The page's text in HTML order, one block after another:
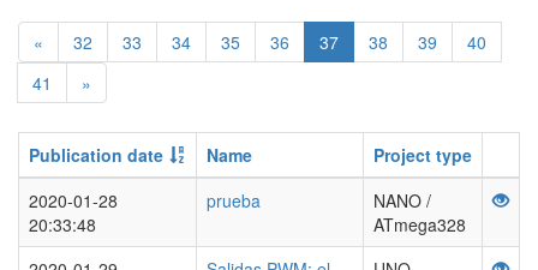
« 32 33 34 35 36 37 38 39
40
41
»
Publication date Name
Project type
2020-01-28
20:33:48
prueba
NANO /
ATmega328